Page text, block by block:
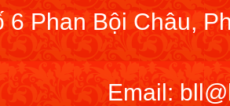
6 Phan Bội Châu,
Email: